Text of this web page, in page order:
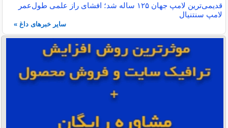
قدیمی‌ترین لامپ جهان ۱۲۵ ساله شد؛ افشای راز علمی طول‌عمر
لامپ سنتنیال
سایر خبرهای داغ »